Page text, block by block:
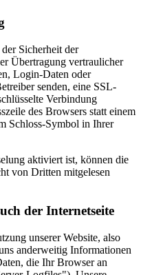
Sicherheit der
Übertragung vertraulicher
Login-Daten oder
senden, eine SSL-
Verbindung
des Browsers statt einem
Schloss-Symbol in Ihrer
aktiviert ist, können die
von Dritten mitgelesen
der Internetseite
unserer Website, also
anderweitig Informationen
die Ihr Browser an